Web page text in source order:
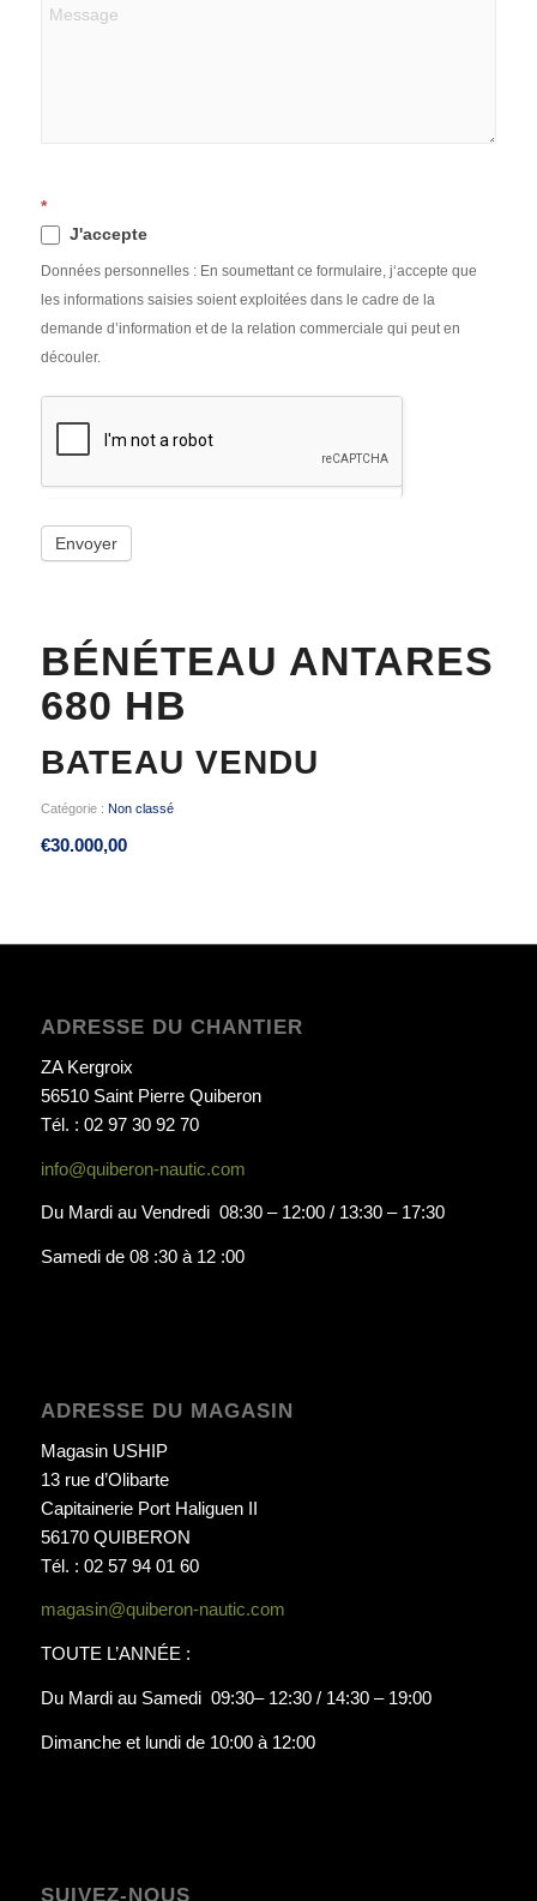
*
J'accepte
Données personnelles : En soumettant ce formulaire, j‘accepte que
les informations saisies soient exploitées dans le cadre de la
demande d’information et de la relation commerciale qui peut en
découler.
Envoyer
BÉNÉTEAU ANTARES
680 HB
BATEAU VENDU
Catégorie : Non classé
€30.000,00
ADRESSE DU CHANTIER
ZA Kergroix
56510 Saint Pierre Quiberon
Tél. : 02 97 30 92 70
info@quiberon-nautic.com
Du Mardi au Vendredi 08:30 – 12:00 / 13:30 – 17:30
Samedi de 08 :30 à 12 :00
ADRESSE DU MAGASIN
Magasin USHIP
13 rue d’Olibarte
Capitainerie Port Haliguen II
56170 QUIBERON
Tél. : 02 57 94 01 60
magasin@quiberon-nautic.com
TOUTE L’ANNÉE :
Du Mardi au Samedi 09:30– 12:30 / 14:30 – 19:00
Dimanche et lundi de 10:00 à 12:00
SUIVEZ-NOUS